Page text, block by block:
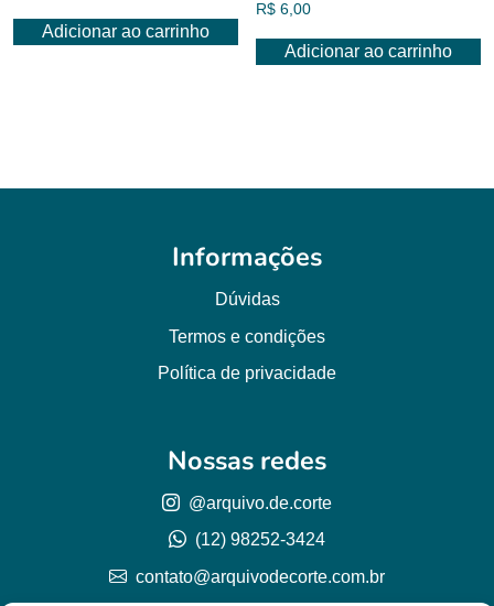
original atual
Adicionar ao carrinho
R$ 6,00
Adicionar ao carrinho
Informações
Dúvidas
Termos e condições
Política de privacidade
Nossas redes
@arquivo.de.corte
(12) 98252-3424
contato@arquivodecorte.com.br